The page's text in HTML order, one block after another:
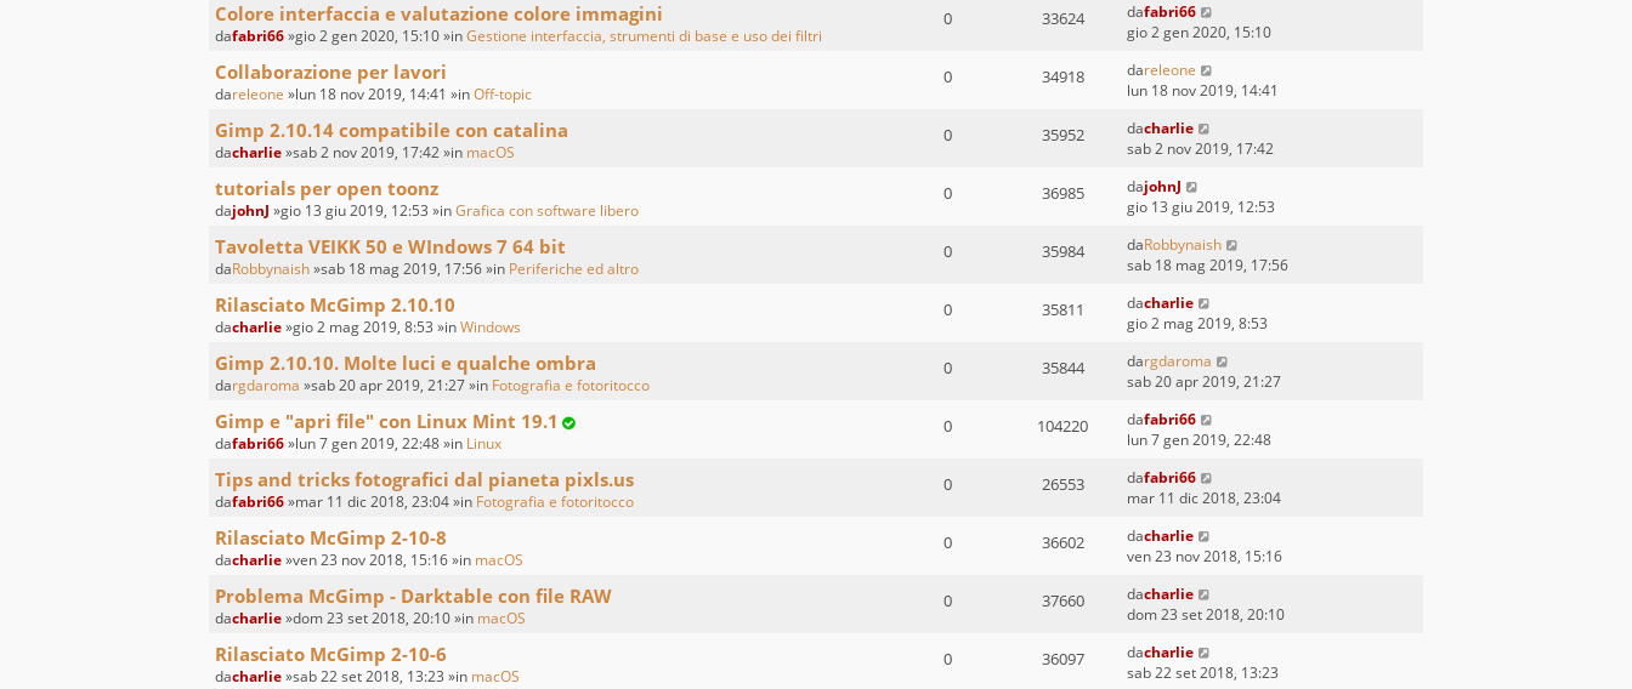
Colore interfaccia e valutazione colore immagini
dafabri66»gio 2 gen 2020, 15:10 »inGestione interfaccia, strumenti di base e uso dei filtri
0 33624 dafabri66
gio 2 gen 2020, 15:10
Collaborazione per lavori
dareleone »lun 18 nov 2019, 14:41 »inOff-topic
0 34918 dareleone
lun 18 nov 2019, 14:41
Gimp 2.10.14 compatibile con catalina
dacharlie»sab 2 nov 2019, 17:42 »in macOS
0 35952 dacharlie
sab 2 nov 2019, 17:42
tutorials per open toonz
dajohnJ »gio 13 giu 2019, 12:53 »inGrafica con software libero
0 36985 dajohnJ
gio 13 giu 2019, 12:53
Tavoletta VEIKK 50 e WIndows 7 64 bit
daRobbynaish»sab 18 mag 2019, 17:56 »in Periferiche ed altro
0 35984 daRobbynaish
sab 18 mag 2019, 17:56
Rilasciato McGimp 2.10.10
dacharlie»gio 2 mag 2019, 8:53 »inWindows
0 35811 dacharlie
gio 2 mag 2019, 8:53
Gimp 2.10.10. Molte luci e qualche ombra
dargdaroma »sab 20 apr 2019, 21:27 »in Fotografia e fotoritocco
0 35844 dargdaroma
sab 20 apr 2019, 21:27
Gimp e "apri file" con Linux Mint 19.1
dafabri66»lun 7 gen 2019, 22:48 »in Linux
0 104220 dafabri66
lun 7 gen 2019, 22:48
Tips and tricks fotografici dal pianeta pixls.us
dafabri66»mar 11 dic 2018, 23:04 »in Fotografia e fotoritocco
0 26553 dafabri66
mar 11 dic 2018, 23:04
Rilasciato McGimp 2-10-8
dacharlie»ven 23 nov 2018, 15:16 »in macOS
0 36602 dacharlie
ven 23 nov 2018, 15:16
Problema McGimp - Darktable con file RAW
dacharlie»dom 23 set 2018, 20:10 »in macOS
0 37660 dacharlie
dom 23 set 2018, 20:10
Rilasciato McGimp 2-10-6
dacharlie»sab 22 set 2018, 13:23 »in macOS
0 36097 dacharlie
sab 22 set 2018, 13:23